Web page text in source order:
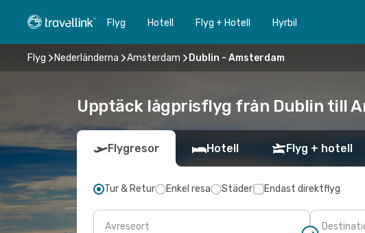
Flyg Hotell Flyg + Hotell Hyrbil
Flyg Nederländerna Amsterdam Dublin - Amsterdam
Upptäck lågprisflyg från Dublin till
Flygresor Hotell Flyg + hotell
Tur & Retur Enkel resa Städer Endast direktflyg
Avreseort